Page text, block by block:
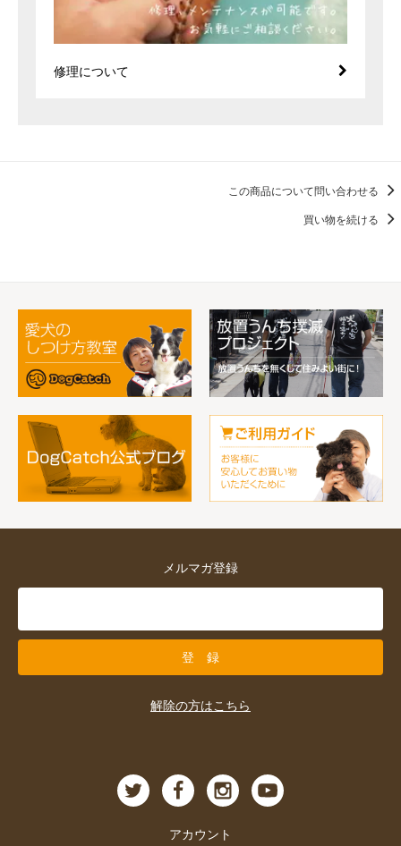
修理について
この商品について問い合わせる
買い物を続ける
メルマガ登録
解除の方はこちら
アカウント